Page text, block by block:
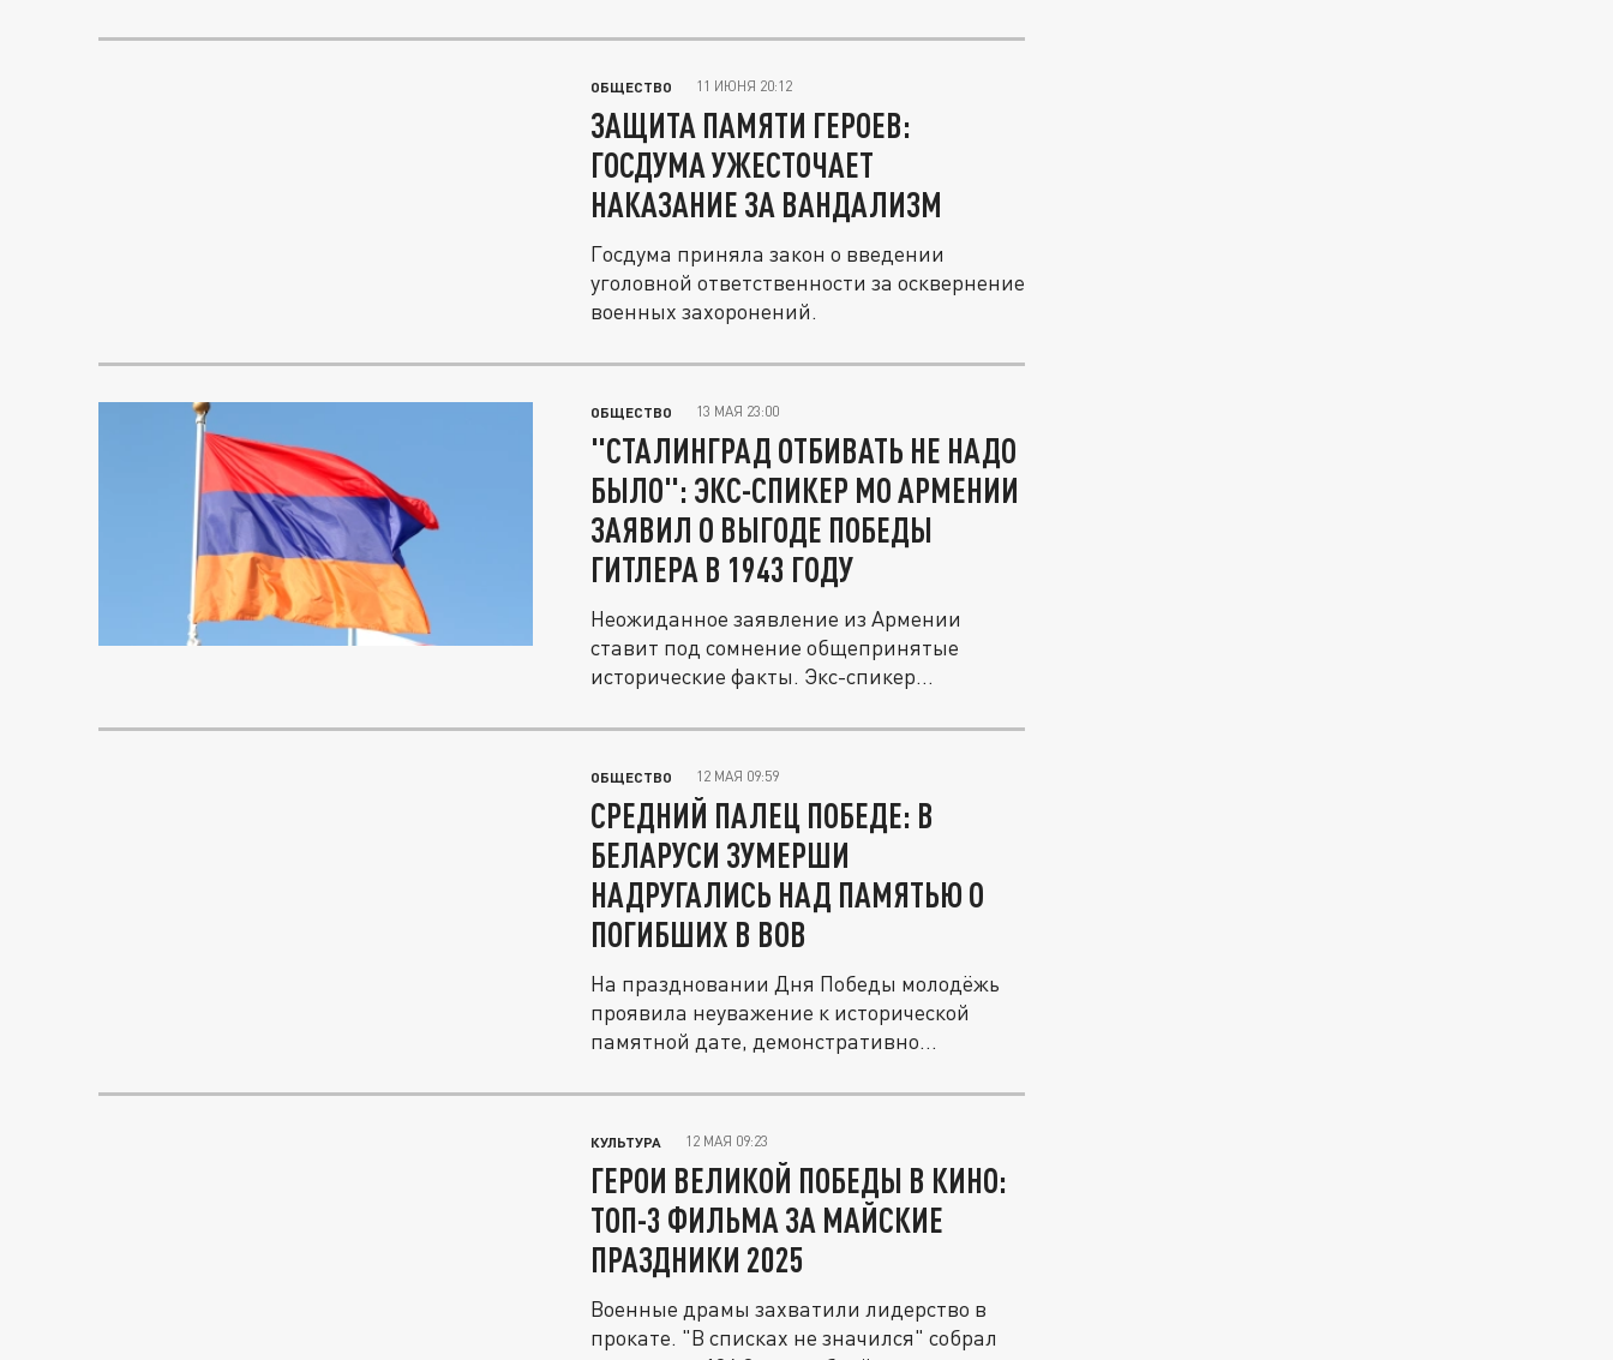
ОБЩЕСТВО 11 ИЮНЯ 20:12
ЗАЩИТА ПАМЯТИ ГЕРОЕВ:
ГОСДУМА УЖЕСТОЧАЕТ
НАКАЗАНИЕ ЗА ВАНДАЛИЗМ
Госдума приняла закон о введении
уголовной ответственности за осквернение
военных захоронений.
ОБЩЕСТВО 13 МАЯ 23:00
"СТАЛИНГРАД ОТБИВАТЬ НЕ НАДО
БЫЛО": ЭКС-СПИКЕР МО АРМЕНИИ
ЗАЯВИЛ О ВЫГОДЕ ПОБЕДЫ
ГИТЛЕРА В 1943 ГОДУ
Неожиданное заявление из Армении
ставит под сомнение общепринятые
исторические факты. Экс-спикер
ОБЩЕСТВО 12 МАЯ 09:59
СРЕДНИЙ ПАЛЕЦ ПОБЕДЕ: В
БЕЛАРУСИ ЗУМЕРШИ
НАДРУГАЛИСЬ НАД ПАМЯТЬЮ О
ПОГИБШИХ В ВОВ
На праздновании Дня Победы молодёжь
проявила неуважение к исторической
памятной дате, демонстративно
КУЛЬТУРА 12 МАЯ 09:23
ГЕРОИ ВЕЛИКОЙ ПОБЕДЫ В КИНО:
ТОП-3 ФИЛЬМА ЗА МАЙСКИЕ
ПРАЗДНИКИ 2025
Военные драмы захватили лидерство в
прокате. "В списках не значился" собрал